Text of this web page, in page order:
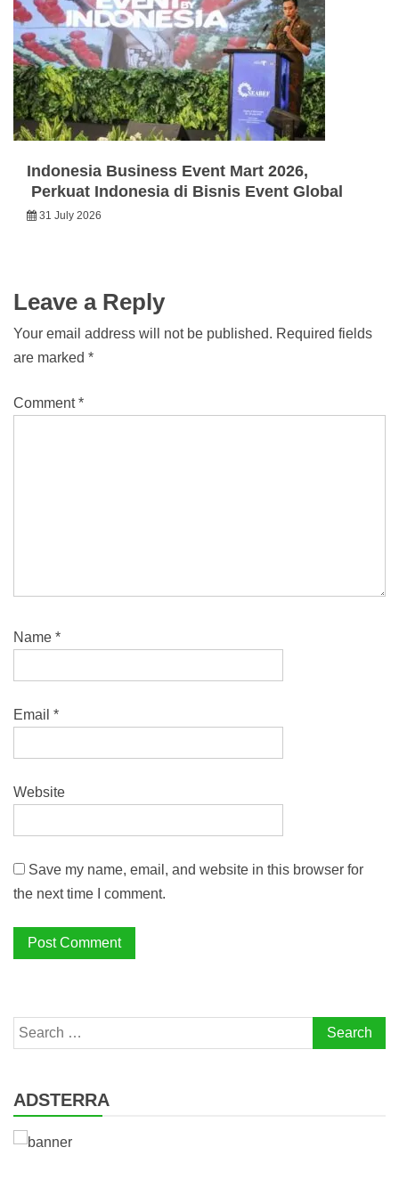
Indonesia Business Event Mart 2026,
Perkuat Indonesia di Bisnis Event Global
31 July 2026
Leave a Reply
Your email address will not be published. Required fields
are marked *
Comment*
Name *
Email *
Website
Save my name, email, and website in this browser for
the next time I comment.
Search
for:
ADSTERRA